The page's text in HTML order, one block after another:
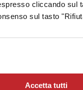
cliccando sul
sul tasto
Accetta tutti